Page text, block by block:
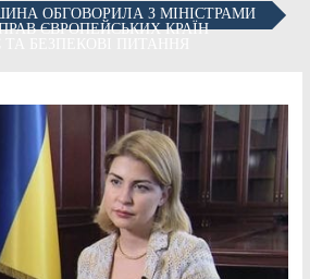
ОБГОВОРИЛА З МІНІСТРАМИ
ЄВРОПЕЙСЬКИХ КРАЇН